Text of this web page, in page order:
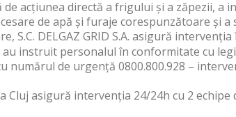
acțiunea directă a frigului și a zăpezii, a
de apă și furaje corespunzătoare și
S.C. DELGAZ GRID S.A. asigură
instruit personalul în conformitate cu
numărul de urgență 0800.800.928 –
Cluj asigură intervenția 24/24h cu 2